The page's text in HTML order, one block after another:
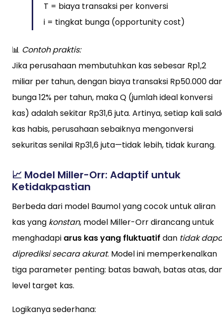
T = biaya transaksi per konversi
i = tingkat bunga (opportunity cost)
📊 Contoh praktis:
Jika perusahaan membutuhkan kas sebesar Rp1,2
miliar per tahun, dengan biaya transaksi Rp50.000
bunga 12% per tahun, maka Q (jumlah ideal konversi
kas) adalah sekitar Rp31,6 juta. Artinya, setiap kali
kas habis, perusahaan sebaiknya mengonversi
sekuritas senilai Rp31,6 juta—tidak lebih, tidak kurang.
📈 Model Miller-Orr: Adaptif untuk
Ketidakpastian
Berbeda dari model Baumol yang cocok untuk aliran
kas yang konstan, model Miller-Orr dirancang untuk
menghadapi arus kas yang fluktuatif dan tidak
diprediksi secara akurat. Model ini memperkenalkan
tiga parameter penting: batas bawah, batas atas,
level target kas.
Logikanya sederhana: